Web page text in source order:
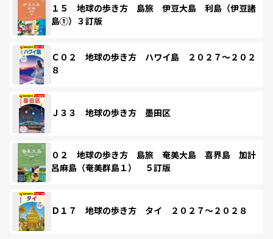
１５ 地球の歩き方 島旅 伊豆大島 利島（伊豆諸
島①）３訂版
Ｃ０２ 地球の歩き方 ハワイ島 ２０２７～２０２
８
Ｊ３３ 地球の歩き方 墨田区
０２ 地球の歩き方 島旅 奄美大島 喜界島 加計
呂麻島（奄美群島１） ５訂版
Ｄ１７ 地球の歩き方 タイ ２０２７～２０２８